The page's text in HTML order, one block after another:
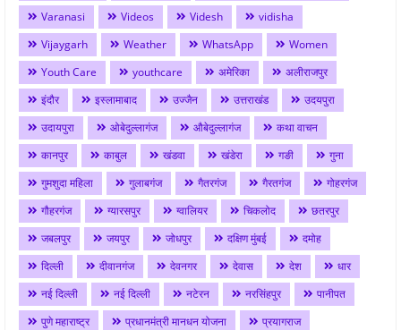
Varanasi
Videos Videsh
vidisha
Vijaygarh
Weather WhatsApp
Women
Youth Care
youthcare अमेरिका
अलीराजपुर
इंदौर
इस्लामाबाद उज्जैन उत्तराखंड
उदयपुरा
उदायपुरा
ओबेदुल्लागंज औबेदुल्लागंज
कथा वाचन
कानपुर
काबुल खंडवा खंडेरा गङी
गुना
गुमशुदा महिला
गुलाबगंज गैतरगंज गैरतगंज
गोहरगंज
गौहरगंज
ग्यारसपुर ग्वालियर चिकलोद
छतरपुर
जबलपुर
जयपुर जोधपुर दक्षिण मुंबई
दमोह
दिल्ली
दीवानगंज देवनगर देवास देश
धार
नई दिल्ली
नई दिल्ली नटेरन नरसिंहपुर
पानीपत
पुणे महाराष्ट्र
प्रधानमंत्री मानधन योजना
प्रयागराज